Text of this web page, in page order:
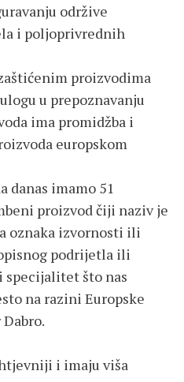
održive
i poljoprivrednih
proizvodima
u prepoznavanju
ima promidžba i
europskom
danas imamo 51
proizvod čiji naziv je
oznaka izvornosti ili
podrijetla ili
specijalitet što nas
na razini Europske
i imaju viša